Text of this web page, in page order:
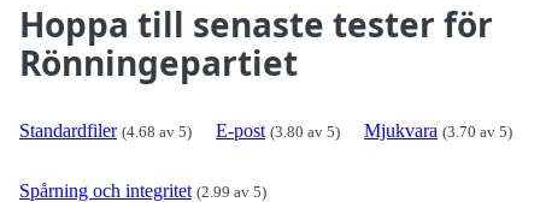
Hoppa till senaste tester för
Rönningepartiet
Standardfiler (4.68 av 5) E-post (3.80 av 5) Mjukvara (3.70 av 5)
Spårning och integritet (2.99 av 5)